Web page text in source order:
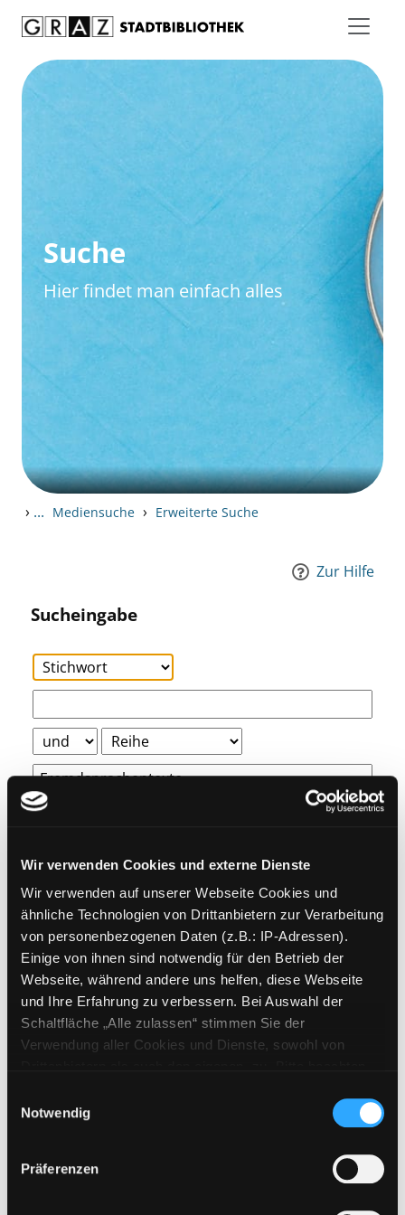
Wir verwenden Cookies und externe Dienste
Wir verwenden auf unserer Webseite Cookies und
ähnliche Technologien von Drittanbietern zur Verarbeitung
von personenbezogenen Daten (z.B.: IP-Adressen).
Einige von ihnen sind notwendig für den Betrieb der
Webseite, während andere uns helfen, diese Webseite
und Ihre Erfahrung zu verbessern. Bei Auswahl der
Schaltfläche „Alle zulassen“ stimmen Sie der
Verwendung aller Cookies und Dienste, sowohl von
Cookies von Drittanbietern, eine Verarbeitung in
unsicheren Drittländern (Länder außerhalb des EWR
ohne adäquates Datenschutzniveau) stattfinden kann. In
diesem Zusammenhang können aktuell Risiken für
Notwendig
Präferenzen
Suche
Hier findet man einfach alles
› ... Mediensuche › Erweiterte Suche
Zur Hilfe
Sucheingabe
Weitere Suchkriterien
Erwerbungen der letzten Tage
Jahr von
Medien anzeigen, die nach dem Jahr veröffentlicht
Jahr bis
Medien anzeigen, die vor dem
E-Medien
Mediengruppe